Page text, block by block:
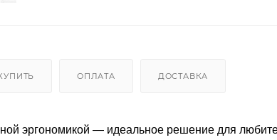
ОПЛАТА ДОСТАВКА
эргономикой — идеальное решение для